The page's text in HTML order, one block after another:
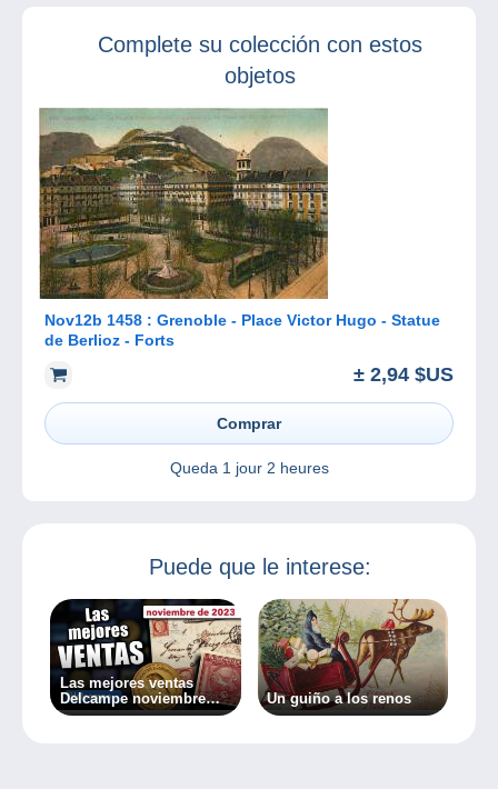
Complete su colección con estos
objetos
Nov12b 1458 : Grenoble - Place Victor Hugo - Statue
de Berlioz - Forts
± 2,94 $US
Comprar
Queda 1 jour 2 heures
Puede que le interese:
Las mejores ventas
Delcampe noviembre
2023
Un guiño a los renos